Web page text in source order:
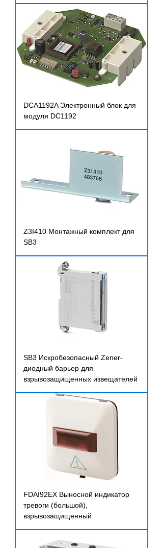
DCA1192A Электронный блок для
модуля DC1192
Z3I410 Монтажный комплект для
SB3
SB3 Искробезопасный Zener-
диодный барьер для
взрывозащищенных извещателей
FDAI92EX Выносной индикатор
тревоги (большой),
взрывозащищенный